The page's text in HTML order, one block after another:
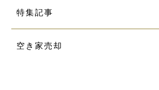
特集記事
空き家売却